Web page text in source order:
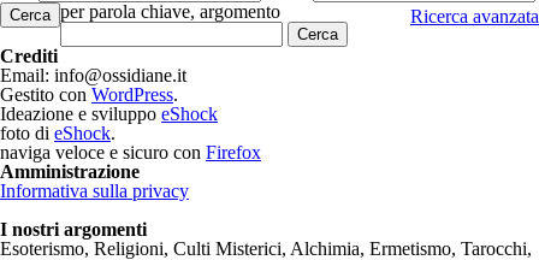
Cerca Ricerca avanzata
per parola chiave, argomento
Crediti
Email: info@ossidiane.it
Gestito con WordPress.
Ideazione e sviluppo eShock
foto di eShock.
naviga veloce e sicuro con Firefox
Amministrazione
Informativa sulla privacy
I nostri argomenti
Esoterismo, Religioni, Culti Misterici, Alchimia, Ermetismo, Tarocchi,